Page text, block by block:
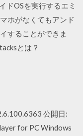
ドOSを実行するエミ
ホがなくてもアンド
することができま
とは？
公開日:
for PC Windows